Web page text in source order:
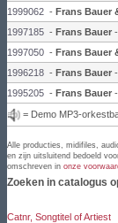
1999062 - Frans Bauer
1997185 - Frans Bauer -
1997050 - Frans Bauer
1996218 - Frans Bauer -
1995205 - Frans Bauer -
= Demo MP3-
Alle producties, midifiles,
en zijn uitsluitend bedoeld
omschreven in onze
Zoeken in catalogus
Catnr, Songtitel of Artiest